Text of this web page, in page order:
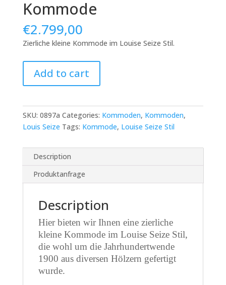
Kommode
€2.799,00
Zierliche kleine Kommode im Louise Seize Stil.
Seize
Stil
quantity
Add to cart
SKU: 0897a Categories: Kommoden, Kommoden,
Louis Seize Tags: Kommode, Louise Seize Stil
Description
Produktanfrage
Description
Hier bieten wir Ihnen eine zierliche
kleine Kommode im Louise Seize Stil,
die wohl um die Jahrhundertwende
1900 aus diversen Hölzern gefertigt
wurde.